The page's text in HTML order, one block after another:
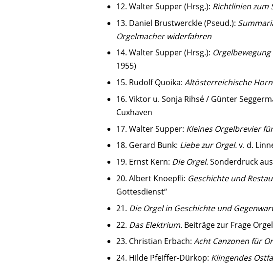
12. Walter Supper (Hrsg.): Richtlinien zum
13. Daniel Brustwerckle (Pseud.):
Orgelmacher widerfahren
14. Walter Supper (Hrsg.):
1955)
15. Rudolf Quoika: Altösterreichische
16. Viktor u. Sonja Rihsé / Günter
Cuxhaven
17. Walter Supper: Kleines Orgelbrevier
18. Gerard Bunk: Liebe zur Orgel.v. d.
19. Ernst Kern: Die Orgel.Sonderdruck
20. Albert Knoepfli: Geschichte und
Gottesdienst“
21. Die Orgel in Geschichte und
22. Das Elektrium. Beiträge zur Frage
23. Christian Erbach: Acht Canzonen für
24. Hilde Pfeiffer-Dürkop: Klingendes